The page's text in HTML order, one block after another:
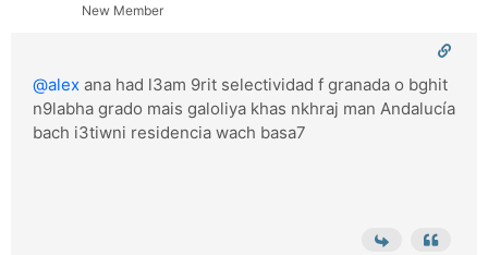
New Member
@alex ana had l3am 9rit selectividad f granada o bghit
n9labha grado mais galoliya khas nkhraj man Andalucía
bach i3tiwni residencia wach basa7